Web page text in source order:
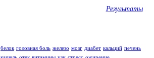
Результаты
белок головная боль железо мозг диабет кальций печень